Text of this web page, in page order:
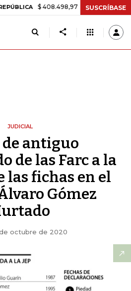
$ 408.498,97 +$ 8.753,81 +2,19%
SUSCRÍBASE
JUDICIAL
de antiguo
de las Farc a la
las fichas en el
Gómez
octubre de 2020